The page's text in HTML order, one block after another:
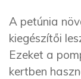
A petúnia
kiegészítői
Ezeket a
kertben